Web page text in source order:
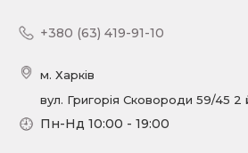
+380 (63) 419-91-10
м. Харків
вул. Григорія Сковороди 59/45 2
Пн-Нд 10:00 - 19:00